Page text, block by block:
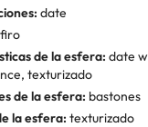
date
de la esfera: date
texturizado
de la esfera: bastones
la esfera: texturizado